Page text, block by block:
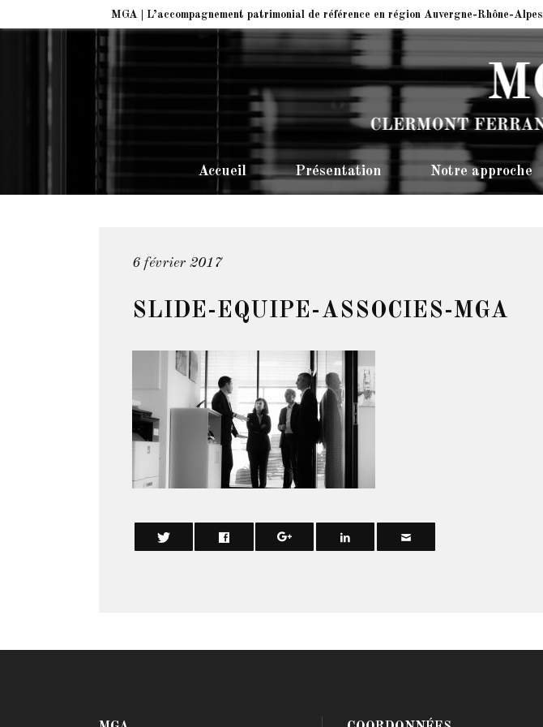
MGA | L’accompagnement patrimonial de référence en région Auvergne-Rhône-Alpes
Accueil Présentation Notre approche
6 février 2017
SLIDE-EQUIPE-ASSOCIES-MGA